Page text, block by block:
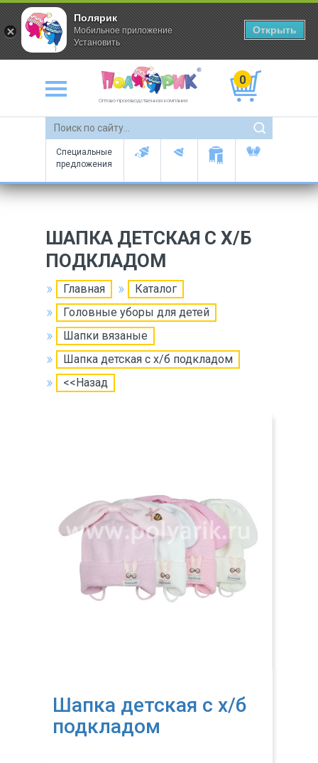
Оптово-производственная компания
0
Специальные
предложения
ШАПКА ДЕТСКАЯ С Х/Б
ПОДКЛАДОМ
Главная
Каталог
Головные уборы для детей
Шапки вязаные
Шапка детская с х/б подкладом
<<Назад
Шапка детская с х/б
подкладом
Полярик
Мобильное приложение
Установить
Открыть